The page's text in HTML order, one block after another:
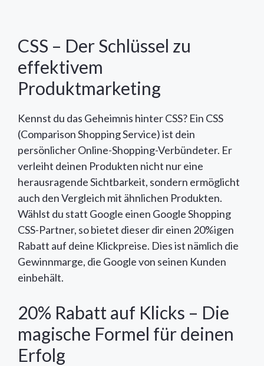
CSS – Der Schlüssel zu
effektivem
Produktmarketing
Kennst du das Geheimnis hinter CSS? Ein CSS
(Comparison Shopping Service) ist dein
persönlicher Online-Shopping-Verbündeter. Er
verleiht deinen Produkten nicht nur eine
herausragende Sichtbarkeit, sondern ermöglicht
auch den Vergleich mit ähnlichen Produkten.
Wählst du statt Google einen Google Shopping
CSS-Partner, so bietet dieser dir einen 20%igen
Rabatt auf deine Klickpreise. Dies ist nämlich die
Gewinnmarge, die Google von seinen Kunden
einbehält.
20% Rabatt auf Klicks – Die
magische Formel für deinen
Erfolg